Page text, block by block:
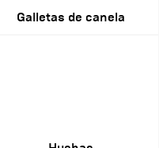
Galletas de canela